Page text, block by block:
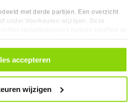
met derde partijen. Een overzicht
of onder Voorkeuren wijzigen. Deze
toestemming altijd intrekken, dit doe je
te klikken op ‘Cookievoorkeuren’
accepteren
wijzigen
meestal het belangrijkste
alle grafische berekeningen in een